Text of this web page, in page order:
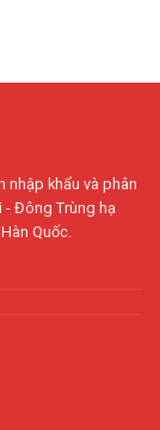
nhập khẩu và phân
- Đông Trùng hạ
Quốc.